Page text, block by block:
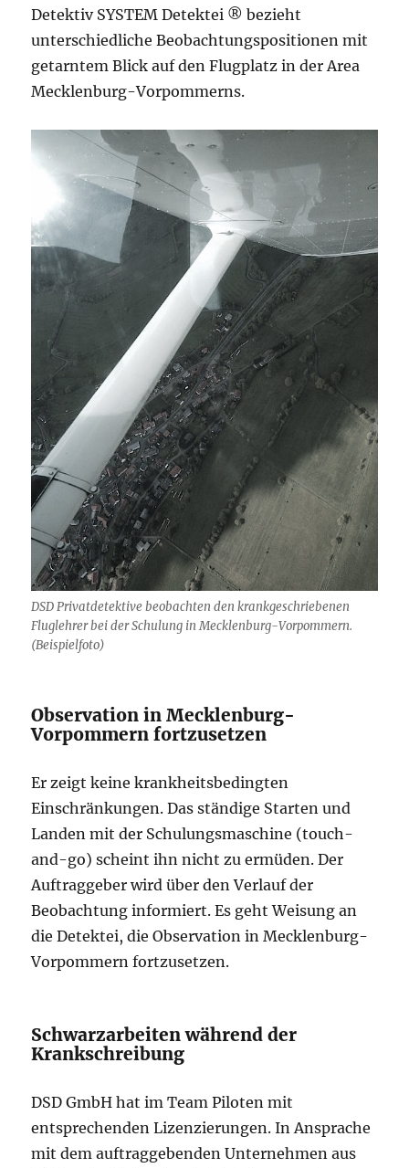
Detektiv SYSTEM Detektei ® bezieht
unterschiedliche Beobachtungspositionen mit
getarntem Blick auf den Flugplatz in der Area
Mecklenburg-Vorpommerns.
DSD Privatdetektive beobachten den krankgeschriebenen
Fluglehrer bei der Schulung in Mecklenburg-Vorpommern.
(Beispielfoto)
Observation in Mecklenburg-
Vorpommern fortzusetzen
Er zeigt keine krankheitsbedingten
Einschränkungen. Das ständige Starten und
Landen mit der Schulungsmaschine (touch-
and-go) scheint ihn nicht zu ermüden. Der
Auftraggeber wird über den Verlauf der
Beobachtung informiert. Es geht Weisung an
die Detektei, die Observation in Mecklenburg-
Vorpommern fortzusetzen.
Schwarzarbeiten während der
Krankschreibung
DSD GmbH hat im Team Piloten mit
entsprechenden Lizenzierungen. In Ansprache
mit dem auftraggebenden Unternehmen aus